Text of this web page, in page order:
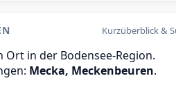
Kurzüberblick &
Ort in der Bodensee-Region.
Mecka, Meckenbeuren.